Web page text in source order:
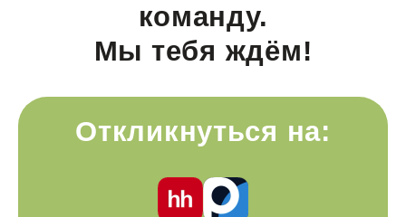
команду.
Мы тебя ждём!
Откликнуться на: